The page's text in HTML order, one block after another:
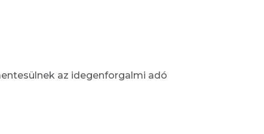
az idegenforgalmi adó